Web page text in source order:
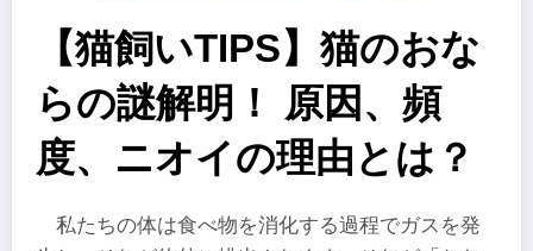
【猫飼いTIPS】猫のおな
らの謎解明！ 原因、頻
度、ニオイの理由とは？
私たちの体は食べ物を消化する過程でガスを発